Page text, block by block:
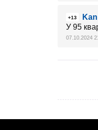
+13
У 95
07.10.2024